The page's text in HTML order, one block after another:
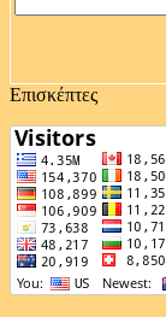
Επισκέπτες